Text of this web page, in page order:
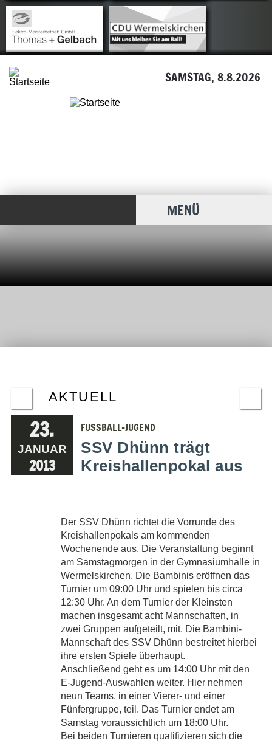
SAMSTAG, 8.8.2026
MENÜ
AKTUELL
23.
JANUAR
2013
FUSSBALL-JUGEND
SSV Dhünn trägt
Kreishallenpokal aus
Der SSV Dhünn richtet die Vorrunde des
Kreishallenpokals am kommenden
Wochenende aus. Die Veranstaltung beginnt
am Samstagmorgen in der Gymnasiumhalle in
Wermelskirchen. Die Bambinis eröffnen das
Turnier um 09:00 Uhr und spielen bis circa
12:30 Uhr. An dem Turnier der Kleinsten
machen insgesamt acht Mannschaften, in
zwei Gruppen aufgeteilt, mit. Die Bambini-
Mannschaft des SSV Dhünn bestreitet hierbei
ihre ersten Spiele überhaupt.
Anschließend geht es um 14:00 Uhr mit den
E-Jugend-Auswahlen weiter. Hier nehmen
neun Teams, in einer Vierer- und einer
Fünfergruppe, teil. Das Turnier endet am
Samstag voraussichtlich um 18:00 Uhr.
Bei beiden Turnieren qualifizieren sich die